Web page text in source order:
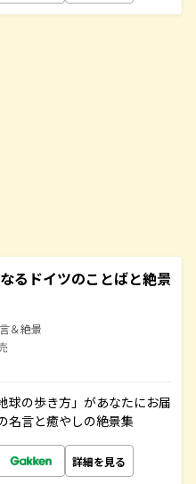
るドイツのことばと絶景
＆絶景
球の歩き方」があなたにお届
名言と癒やしの絶景集
詳細を見る